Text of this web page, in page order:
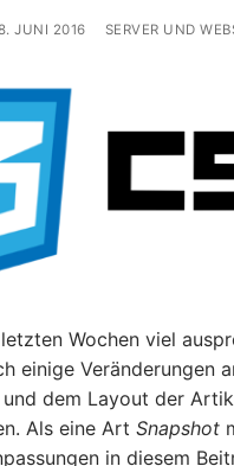
JUNI 2016 SERVER UND
Wochen viel
einige Veränderungen
und dem Layout der
Als eine Art Snapshot
in diesem